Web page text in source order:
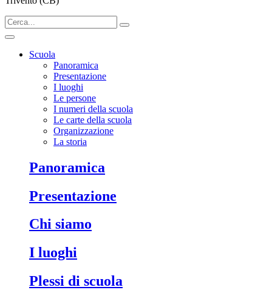
Scuola
Panoramica
Presentazione
I luoghi
Le persone
I numeri della scuola
Le carte della scuola
Organizzazione
La storia
Panoramica
Presentazione
Chi siamo
I luoghi
Plessi di scuola